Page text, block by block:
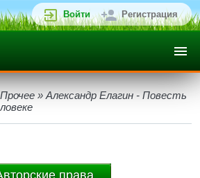
Войти Регистрация
Прочее » Александр Елагин - Повесть
права